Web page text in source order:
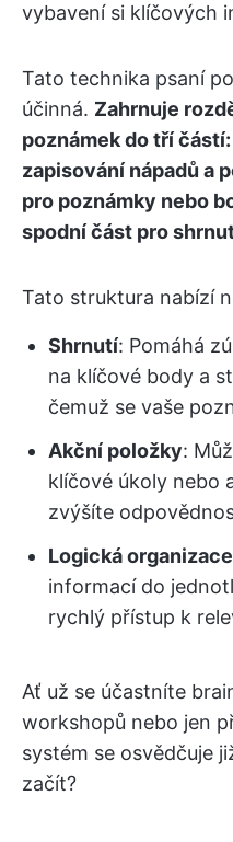
vybavení si klíčových
Tato technika psaní
účinná. Zahrnuje
poznámek do tří
zapisování nápadů a
pro poznámky nebo
spodní část pro
Tato struktura nabízí
Shrnutí: Pomáhá
na klíčové body a
čemuž se vaše
Akční položky:
klíčové úkoly nebo
zvýšíte
Logická organizace
informací do
rychlý přístup k
Ať už se účastníte
workshopů nebo jen
systém se osvědčuje
začít?